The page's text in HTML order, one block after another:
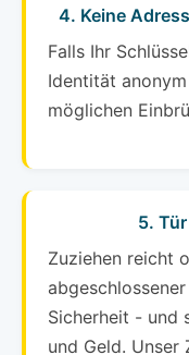
4. Keine
Falls Ihr
Identität
möglichen
5.
Zuziehen reicht
Sicherheit - und
und Geld. Unser